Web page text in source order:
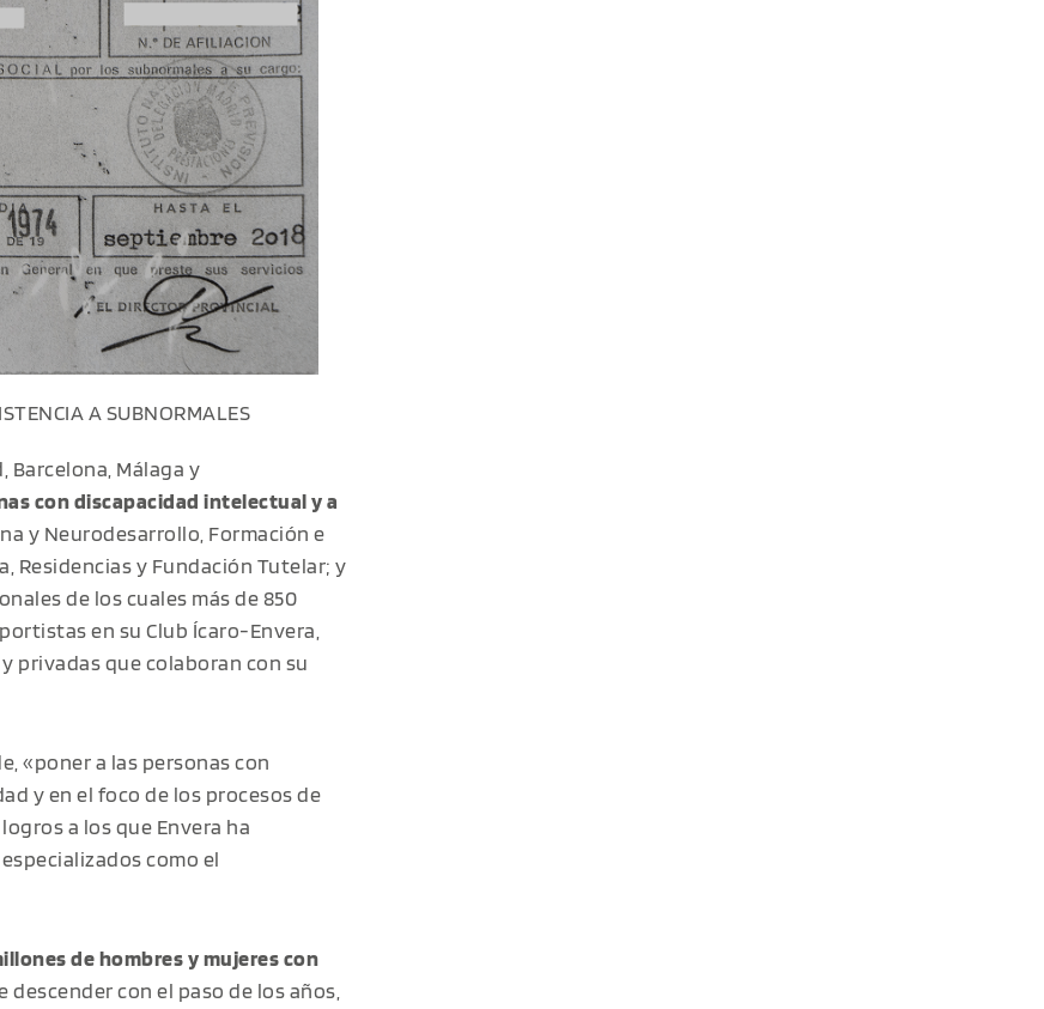
A SUBNORMALES
Barcelona, Málaga y
con discapacidad intelectual y a
y Neurodesarrollo, Formación e
Residencias y Fundación Tutelar; y
de los cuales más de 850
en su Club Ícaro-Envera,
privadas que colaboran con su
«poner a las personas con
y en el foco de los procesos de
a los que Envera ha
como el
de hombres y mujeres con
descender con el paso de los años,